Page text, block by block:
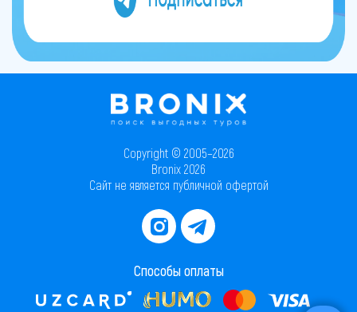
Copyright © 2005–2026
Bronix 2026
Сайт не является публичной офертой
Способы оплаты